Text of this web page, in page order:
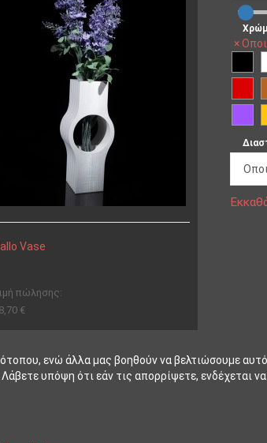
Vase
πώλησης:
€
×
ενώ άλλα μας βοηθούν να βελτιώσουμε
υπόψη ότι εάν τις απορρίψετε, ενδέχεται